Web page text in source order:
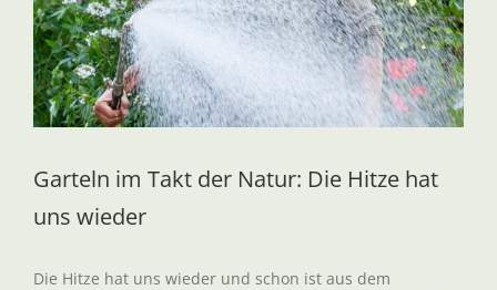
Garteln im Takt der Natur: Die Hitze hat
uns wieder
Die Hitze hat uns wieder und schon ist aus dem